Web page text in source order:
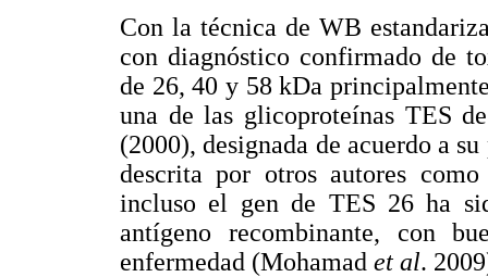
Con la técnica de WB
con diagnóstico confirmado de
de 26, 40 y 58 kDa
una de las glicoproteínas TES
(2000), designada de acuerdo a
descrita por otros autores
incluso el gen de TES 26 ha
antígeno recombinante, con
enfermedad (Mohamad et al.